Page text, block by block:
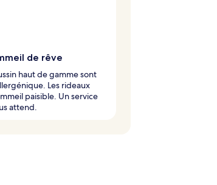
de rêve
haut de gamme sont
Les rideaux
paisible. Un service
attend.